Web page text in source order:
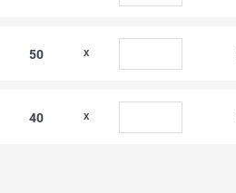
50
40